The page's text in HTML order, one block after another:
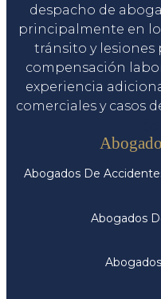
despacho de
principalmente en
tránsito y lesiones
compensación
experiencia
comerciales y casos
Abogados De
Abogados